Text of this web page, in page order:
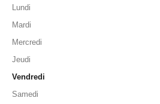
Lundi
Mardi
Mercredi
Jeudi
Vendredi
Samedi